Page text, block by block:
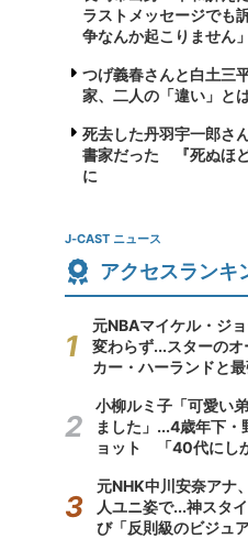
ラストメッセージで
争なんか起こりません」
つげ義春さんと白土
家、二人の「違い」と
死去した丹羽宇一郎さ
書家だった 『死ぬほ
に
J-CAST ニュース
アクセスランキ
元NBAマイケル・ジ
変わらず...スターの
カー・ハーランドと
小柳ルミ子「可愛い
ました」...4歳年下
ョット 「40代にし
元NHK中川安奈アナ
人ユニ姿で...神スタ
び「反則級のビジュア